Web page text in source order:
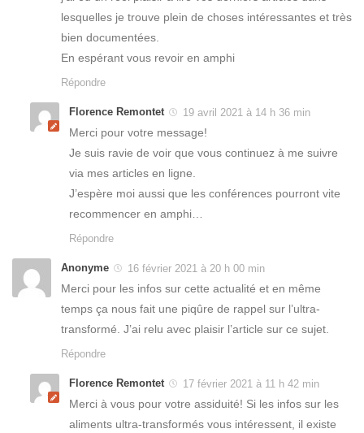
lesquelles je trouve plein de choses intéressantes et très
bien documentées.
En espérant vous revoir en amphi
Répondre
Florence Remontet 19 avril 2021 à 14 h 36 min
Merci pour votre message!
Je suis ravie de voir que vous continuez à me suivre
via mes articles en ligne.
J’espère moi aussi que les conférences pourront vite
recommencer en amphi…
Répondre
Anonyme 16 février 2021 à 20 h 00 min
Merci pour les infos sur cette actualité et en même
temps ça nous fait une piqûre de rappel sur l’ultra-
transformé. J’ai relu avec plaisir l’article sur ce sujet.
Répondre
Florence Remontet 17 février 2021 à 11 h 42 min
Merci à vous pour votre assiduité! Si les infos sur les
aliments ultra-transformés vous intéressent, il existe